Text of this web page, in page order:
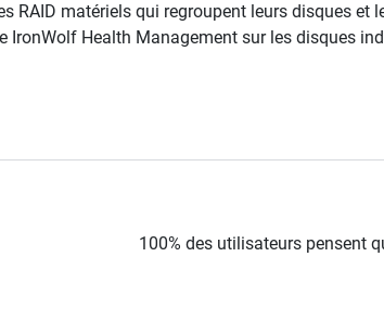
RAID matériels qui regroupent leurs disques et
Health Management sur les disques
100% des utilisateurs pensent